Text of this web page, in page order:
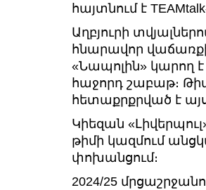
հայտնում է
Աղբյուրի
հնարավոր
«Նապոլին» կարող
հաջորդ շաբաթ։
հետաքրքրված է
Կիեզան
թիմի կազմում
փոխանցում։
2024/25